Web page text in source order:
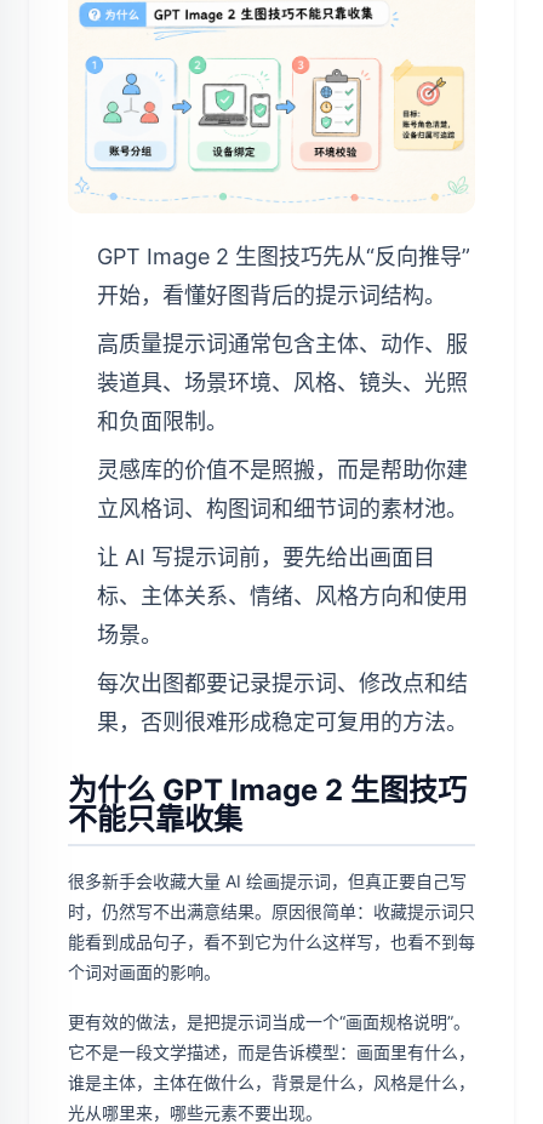
GPT Image 2 生图技巧先从“反向推导”
开始，看懂好图背后的提示词结构。
高质量提示词通常包含主体、动作、服
装道具、场景环境、风格、镜头、光照
和负面限制。
灵感库的价值不是照搬，而是帮助你建
立风格词、构图词和细节词的素材池。
让 AI 写提示词前，要先给出画面目
标、主体关系、情绪、风格方向和使用
场景。
每次出图都要记录提示词、修改点和结
果，否则很难形成稳定可复用的方法。
为什么 GPT Image 2 生图技巧
不能只靠收集
很多新手会收藏大量 AI 绘画提示词，但真正要自己写
时，仍然写不出满意结果。原因很简单：收藏提示词只
能看到成品句子，看不到它为什么这样写，也看不到每
个词对画面的影响。
更有效的做法，是把提示词当成一个“画面规格说明”。
它不是一段文学描述，而是告诉模型：画面里有什么，
谁是主体，主体在做什么，背景是什么，风格是什么，
光从哪里来，哪些元素不要出现。